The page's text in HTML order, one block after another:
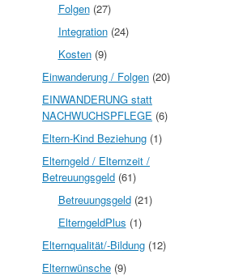
Folgen(27)
Integration(24)
Kosten(9)
Einwanderung / Folgen (20)
EINWANDERUNG statt
NACHWUCHSPFLEGE (6)
Eltern-Kind Beziehung (1)
Elterngeld / Elternzeit /
Betreuungsgeld (61)
Betreuungsgeld(21)
ElterngeldPlus (1)
Elternqualität/-Bildung (12)
Elternwünsche (9)